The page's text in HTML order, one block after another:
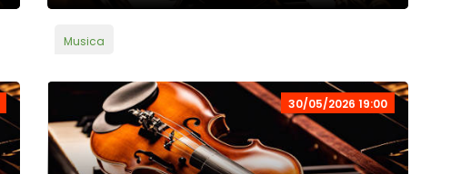
Musica
30/05/2026 19:00